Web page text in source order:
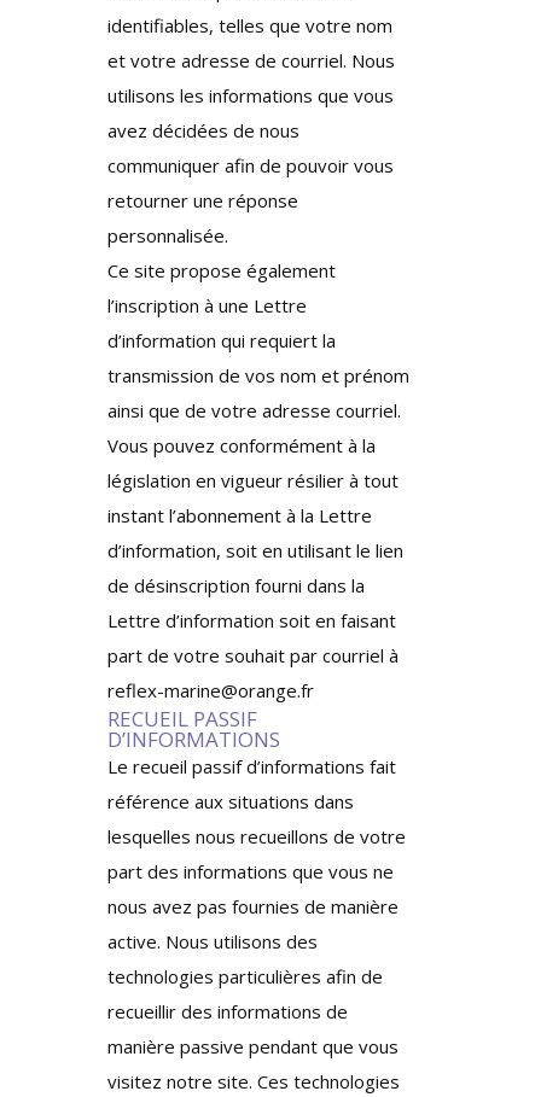
identifiables, telles que votre nom
et votre adresse de courriel. Nous
utilisons les informations que vous
avez décidées de nous
communiquer afin de pouvoir vous
retourner une réponse
personnalisée.
Ce site propose également
l’inscription à une Lettre
d’information qui requiert la
transmission de vos nom et prénom
ainsi que de votre adresse courriel.
Vous pouvez conformément à la
législation en vigueur résilier à tout
instant l’abonnement à la Lettre
d’information, soit en utilisant le lien
de désinscription fourni dans la
Lettre d’information soit en faisant
part de votre souhait par courriel à
reflex-marine@orange.fr
RECUEIL PASSIF
D’INFORMATIONS
Le recueil passif d’informations fait
référence aux situations dans
lesquelles nous recueillons de votre
part des informations que vous ne
nous avez pas fournies de manière
active. Nous utilisons des
technologies particulières afin de
recueillir des informations de
manière passive pendant que vous
visitez notre site. Ces technologies